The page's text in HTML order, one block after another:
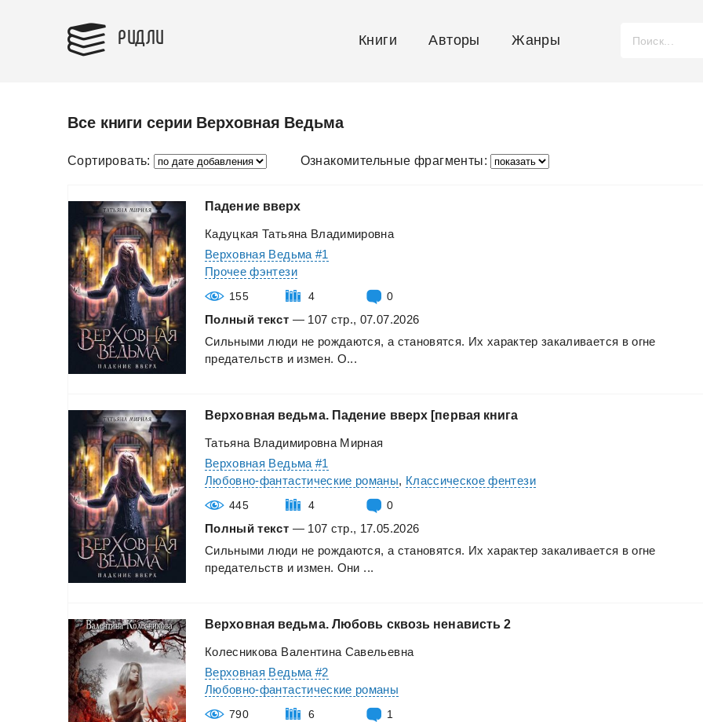
РИДЛИ Книги Авторы Жанры
Все книги серии Верховная Ведьма
Сортировать: Ознакомительные фрагменты:
Падение вверх
Кадуцкая Татьяна Владимировна
Верховная Ведьма #1
Прочее фэнтези
155 4 0
Полный текст — 107 стр., 07.07.2026
Сильными люди не рождаются, а становятся. Их характер закаливается в огне
предательств и измен. О...
Верховная ведьма. Падение вверх [первая книга
Татьяна Владимировна Мирная
Верховная Ведьма #1
Любовно-фантастические романы, Классическое фентези
445 4 0
Полный текст — 107 стр., 17.05.2026
Сильными люди не рождаются, а становятся. Их характер закаливается в огне
предательств и измен. Они ...
Верховная ведьма. Любовь сквозь ненависть 2
Колесникова Валентина Савельевна
Верховная Ведьма #2
Любовно-фантастические романы
790 6 1